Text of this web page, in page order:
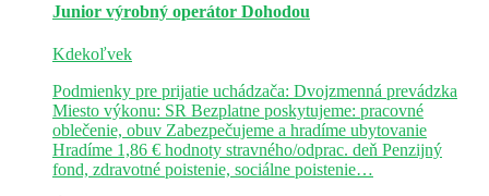
Junior výrobný operátor Dohodou
Kdekoľvek
Podmienky pre prijatie uchádzača: Dvojzmenná prevádzka
Miesto výkonu: SR Bezplatne poskytujeme: pracovné
oblečenie, obuv Zabezpečujeme a hradíme ubytovanie
Hradíme 1,86 € hodnoty stravného/odprac. deň Penzijný
fond, zdravotné poistenie, sociálne poistenie…